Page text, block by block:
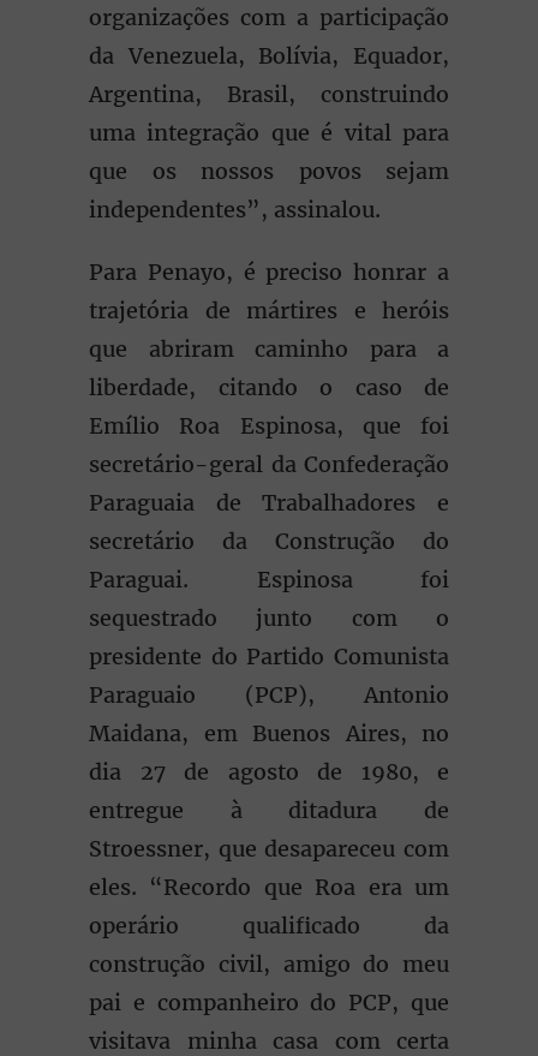
organizações com a participação
da Venezuela, Bolívia, Equador,
Argentina, Brasil, construindo
uma integração que é vital para
que os nossos povos sejam
independentes”, assinalou.
Para Penayo, é preciso honrar a
trajetória de mártires e heróis
que abriram caminho para a
liberdade, citando o caso de
Emílio Roa Espinosa, que foi
secretário-geral da Confederação
Paraguaia de Trabalhadores e
secretário da Construção do
Paraguai. Espinosa foi
sequestrado junto com o
presidente do Partido Comunista
Paraguaio (PCP), Antonio
Maidana, em Buenos Aires, no
dia 27 de agosto de 1980, e
entregue à ditadura de
Stroessner, que desapareceu com
eles. “Recordo que Roa era um
operário qualificado da
construção civil, amigo do meu
pai e companheiro do PCP, que
visitava minha casa com certa